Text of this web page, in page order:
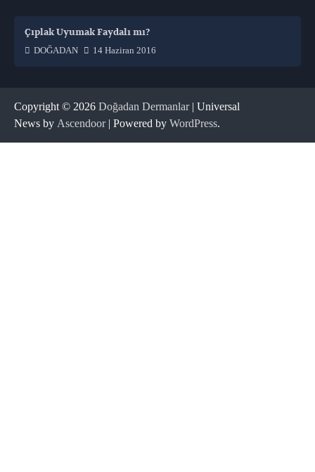
Çıplak Uyumak Faydalı mı?
DOĞADAN 14 Haziran 2016
Copyright © 2026 Doğadan Dermanlar| Universal
News by Ascendoor| Powered by WordPress.